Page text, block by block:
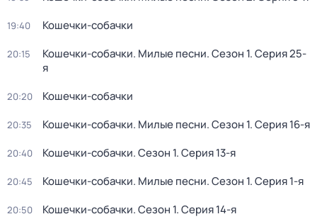
19:40 Кошечки-собачки
20:15 Кошечки-собачки. Милые песни. Сезон 1. Серия 25-
я
20:20 Кошечки-собачки
20:35 Кошечки-собачки. Милые песни. Сезон 1. Серия 16-я
20:40 Кошечки-собачки. Сезон 1. Серия 13-я
20:45 Кошечки-собачки. Милые песни. Сезон 1. Серия 1-я
20:50 Кошечки-собачки. Сезон 1. Серия 14-я